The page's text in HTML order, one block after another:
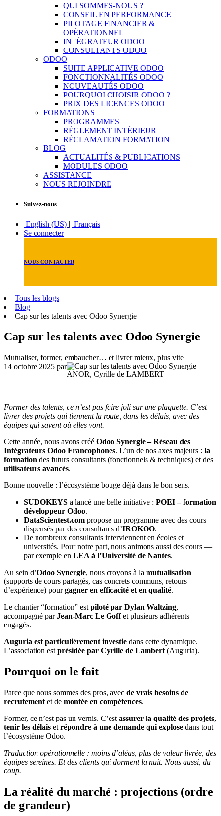
QUI SOMMES-NOUS ?
CONSEIL EN PERFORMANCE
PILOTAGE FINANCIER &
OPÉRATIONNEL
INTÉGRATEUR ODOO
CONSULTANTS ODOO
ODOO
SUITE APPLICATIVE ODOO
FONCTIONNALITÉS ODOO
NOUVEAUTÉS ODOO
POURQUOI CHOISIR ODOO ?
PRIX DES LICENCES ODOO
FORMATIONS
PROGRAMMES
RÈGLEMENT INTÉRIEUR
RÉCLAMATION FORMATION
BLOG
ACTUALITÉS & PUBLICATIONS
MODULES ODOO
ASSISTANCE
NOUS REJOINDRE
Suivez-nous
English (US) | Français
Se connecter
NOUS CONTACTER
Tous les blogs
Blog
Cap sur les talents avec Odoo Synergie
Cap sur les talents avec Odoo Synergie
Mutualiser, former, embaucher… et livrer mieux, plus vite
14 octobre 2025 par
ANOR, Cyrille de LAMBERT
Former des talents, ce n’est pas faire joli sur une plaquette. C’est
livrer des projets qui tiennent la route, dans les délais, avec des
équipes qui savent où elles vont.
Cette année, nous avons créé Odoo Synergie – Réseau des
Intégrateurs Odoo Francophones. L’un de nos axes majeurs : la
formation des futurs consultants (fonctionnels & techniques) et des
utilisateurs avancés.
Bonne nouvelle : l’écosystème bouge déjà dans le bon sens.
SUDOKEYS a lancé une belle initiative : POEI – formation
développeur Odoo.
DataScientest.com propose un programme avec des cours
dispensés par des consultants d’IROKOO.
De nombreux consultants interviennent en écoles et
universités. Pour notre part, nous animons aussi des cours —
par exemple en LEA à l’Université de Nantes.
Au sein d’Odoo Synergie, nous croyons à la mutualisation
(supports de cours partagés, cas concrets communs, retours
d’expérience) pourgagner en efficacité et en qualité.
Le chantier “formation” est piloté par Dylan Waltzing,
accompagné parJean-Marc Le Goffet plusieurs adhérents
engagés.
Auguria est particulièrement investie dans cette dynamique.
L’association est présidée par Cyrille de Lambert (Auguria).
Pourquoi on le fait
Parce que nous sommes des pros, avec de vrais besoins de
recrutement et de montée en compétences.
Former, ce n’est pas un vernis. C’est assurer la qualité des projets,
tenir les délais et répondre à une demande qui explose dans tout
l’écosystème Odoo.
Traduction opérationnelle : moins d’aléas, plus de valeur livrée, des
équipes sereines. Et des clients qui dorment la nuit. Nous aussi, du
coup.
La réalité du marché : projections (ordre
de grandeur)